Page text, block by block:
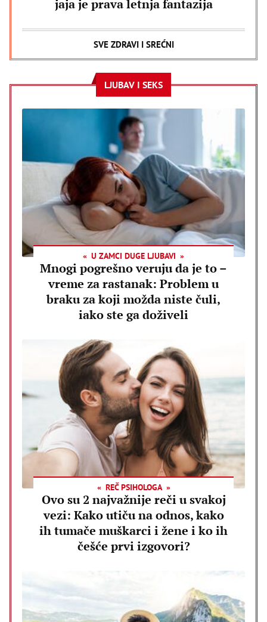
jaja je prava letnja fantazija
SVE ZDRAVI I SREĆNI
LJUBAV I SEKS
U ZAMCI DUGE LJUBAVI
Mnogi pogrešno veruju da je to –
vreme za rastanak: Problem u
braku za koji možda niste čuli,
iako ste ga doživeli
REČ PSIHOLOGA
Ovo su 2 najvažnije reči u svakoj
vezi: Kako utiču na odnos, kako
ih tumače muškarci i žene i ko ih
češće prvi izgovori?